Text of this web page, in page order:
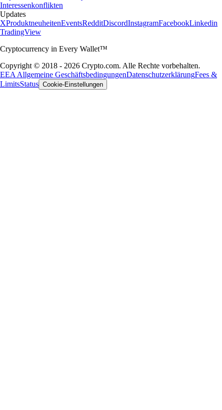
Interessenkonflikten
Updates
XProduktneuheitenEventsRedditDiscordInstagramFacebookLinkedin
TradingView
Cryptocurrency in Every Wallet™
Copyright © 2018 - 2026 Crypto.com. Alle Rechte vorbehalten.
EEA Allgemeine GeschäftsbedingungenDatenschutzerklärungFees &
LimitsStatus Cookie-Einstellungen